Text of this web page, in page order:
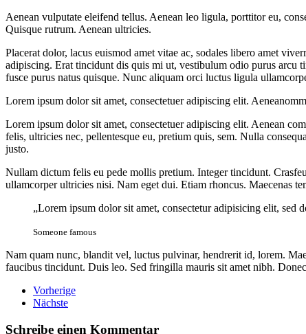
Aenean vulputate eleifend tellus. Aenean leo ligula, porttitor eu,
Quisque rutrum. Aenean ultricies.
Placerat dolor, lacus euismod amet vitae ac, sodales libero amet
adipiscing. Erat tincidunt dis quis mi ut, vestibulum odio purus arcu
fusce purus natus quisque. Nunc aliquam orci luctus ligula
Lorem ipsum dolor sit amet, consectetuer adipiscing elit.
Lorem ipsum dolor sit amet, consectetuer adipiscing elit. Aenean
felis, ultricies nec, pellentesque eu, pretium quis, sem. Nulla
justo.
Nullam dictum felis eu pede mollis pretium. Integer tincidunt.
ullamcorper ultricies nisi. Nam eget dui. Etiam rhoncus. Maecenas
„Lorem ipsum dolor sit amet, consectetur adipisicing elit, sed
Someone famous
Nam quam nunc, blandit vel, luctus pulvinar, hendrerit id, lorem.
faucibus tincidunt. Duis leo. Sed fringilla mauris sit amet nibh.
Vorherige
Nächste
Schreibe einen Kommentar